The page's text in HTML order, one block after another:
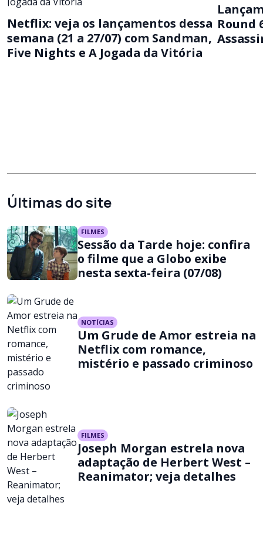
Netflix: veja os lançamentos dessa
semana (21 a 27/07) com Sandman,
Five Nights e A Jogada da Vitória
Round
Últimas do site
FILMES
Sessão da Tarde hoje: confira
o filme que a Globo exibe
nesta sexta-feira (07/08)
NOTÍCIAS
Um Grude de Amor estreia na
Netflix com romance,
mistério e passado criminoso
FILMES
Joseph Morgan estrela nova
adaptação de Herbert West –
Reanimator; veja detalhes